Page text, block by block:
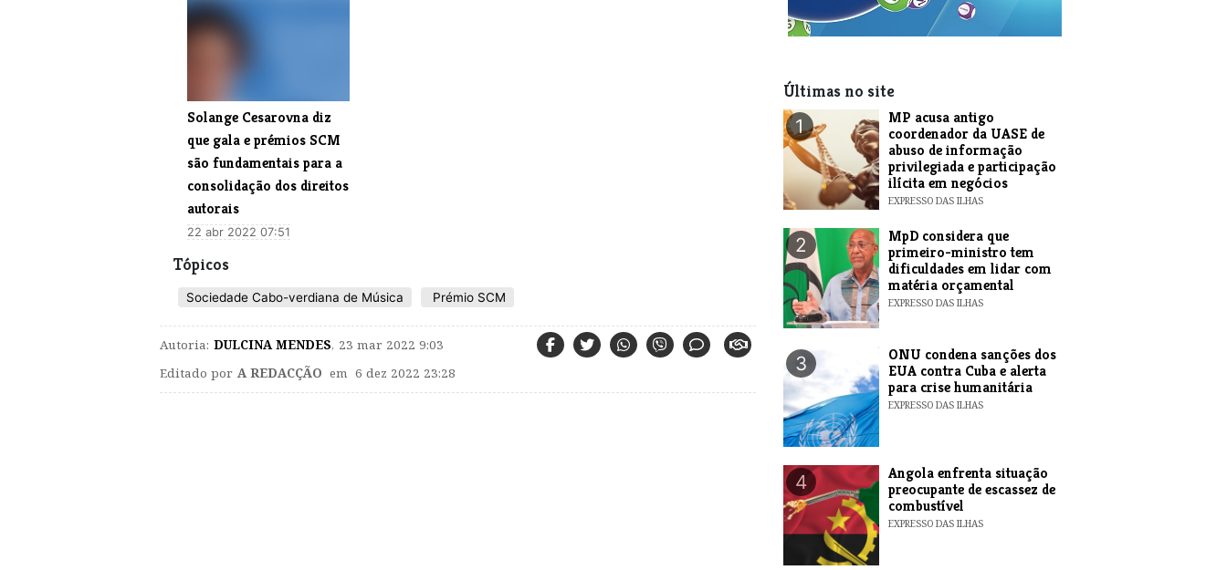
Solange Cesarovna diz
que gala e prémios SCM
são fundamentais para a
consolidação dos direitos
autorais
22 abr 2022 07:51
Tópicos
Sociedade Cabo-verdiana de Música Prémio SCM
Autoria: DULCINA MENDES, 23 mar 2022 9:03
Editado por A REDACÇÃO em 6 dez 2022 23:28
Últimas no site
1
MP acusa antigo
coordenador da UASE de
abuso de informação
privilegiada e participação
ilícita em negócios
EXPRESSO DAS ILHAS
2
MpD considera que
primeiro-ministro tem
dificuldades em lidar com
matéria orçamental
EXPRESSO DAS ILHAS
3
ONU condena sanções dos
EUA contra Cuba e alerta
para crise humanitária
EXPRESSO DAS ILHAS
4
Angola enfrenta situação
preocupante de escassez de
combustível
EXPRESSO DAS ILHAS